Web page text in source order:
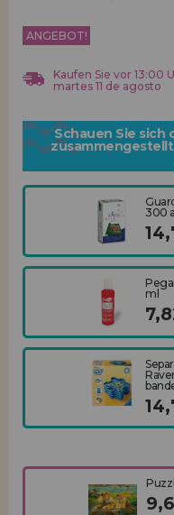
ANGEBOT!
Kaufen Sie vor 13:00
martes 11 de agosto
Schauen Sie sich
300
ml